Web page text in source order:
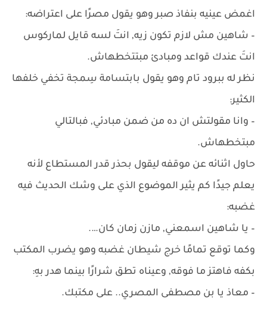
اغمض عينيه بنفاذ صبر وهو يقول مصرًا على اعتراضه:
– شاهين مش لازم تكون زيه, انتَ لسه قايل لماركوس
انتَ عندك قواعد ومبادئ مبتتخطهاش.
نظر له ببرود تام وهو يقول بابتسامة سِمجة تخفي خلفها
الكثير:
– وانا مقولتش ان ده من ضمن مبادئي, فبالتالي
مبتخطهاش.
حاول اثنائه عن موقفه ليقول بحذر قدر المستطاع لأنه
يعلم جيدًا كم يثير الموضوع الذي على وشك الحديث فيه
غضبه:
– يا شاهين اسمعني, مازن زمان كان….
وكما توقع تمامًا خرج شيطان غضبه وهو يضرب المكتب
بكفه فاهتز ما فوقه, وعيناه تطق شرارًا بينما هدر بهِ:
– معاذ يا بن مصطفى المصري.. على مكتبك.